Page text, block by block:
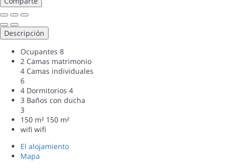
Descripción
Ocupantes 8
2 Camas matrimonio
4 Camas individuales
6
4 Dormitorios 4
3 Baños con ducha
3
150 m² 150 m²
wifi wifi
El alojamiento
Mapa